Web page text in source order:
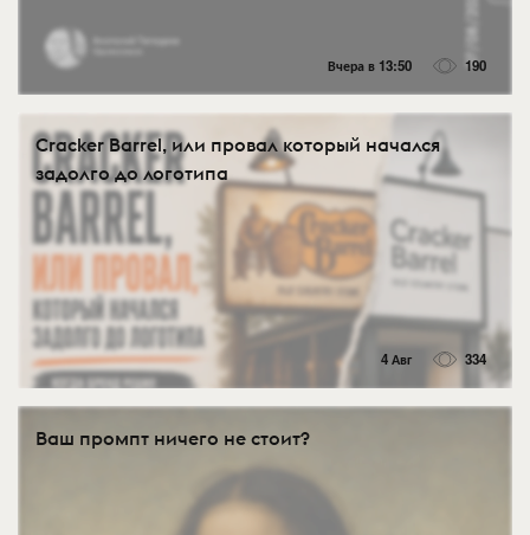
Вчера в 13:50 190
Cracker Barrel, или провал который начался
задолго до логотипа
4 Авг 334
Ваш промпт ничего не стоит?